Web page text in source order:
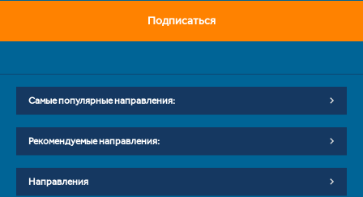
Подписаться
Самые популярные направления:
Рекомендуемые направления:
Направления